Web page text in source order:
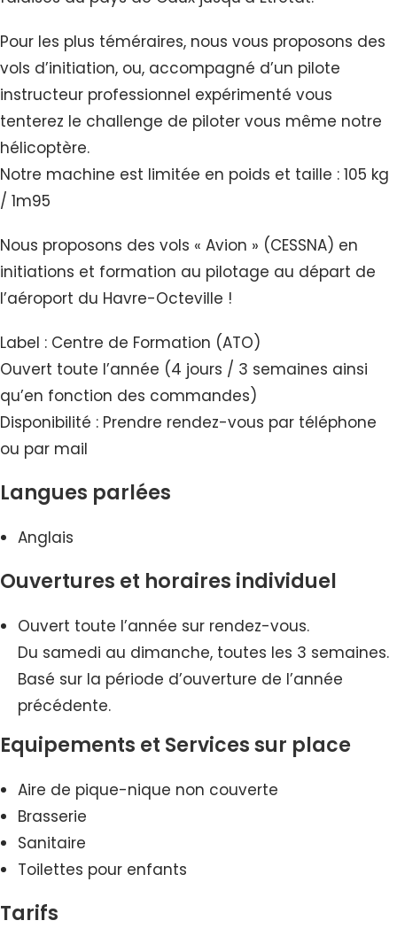
Pour les plus téméraires, nous vous proposons des
vols d’initiation, ou, accompagné d’un pilote
instructeur professionnel expérimenté vous
tenterez le challenge de piloter vous même notre
hélicoptère.
Notre machine est limitée en poids et taille : 105 kg
/ 1m95
Nous proposons des vols « Avion » (CESSNA) en
initiations et formation au pilotage au départ de
l’aéroport du Havre-Octeville !
Label : Centre de Formation (ATO)
Ouvert toute l’année (4 jours / 3 semaines ainsi
qu’en fonction des commandes)
Disponibilité : Prendre rendez-vous par téléphone
ou par mail
Langues parlées
Anglais
Ouvertures et horaires individuel
Ouvert toute l’année sur rendez-vous.
Du samedi au dimanche, toutes les 3 semaines.
Basé sur la période d’ouverture de l’année
précédente.
Equipements et Services sur place
Aire de pique-nique non couverte
Brasserie
Sanitaire
Toilettes pour enfants
Tarifs